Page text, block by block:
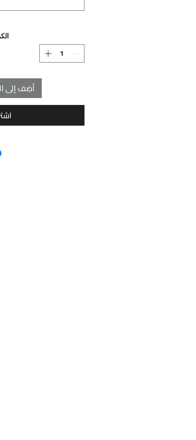
أضِف إلى